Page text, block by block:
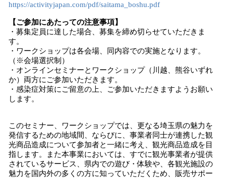
https://activityjapan.com/pdf/saitama_boshu.pdf
【ご参加にあたっての注意事項】
・募集定員に達した場合、募集を締め切らせていただきま
す。
・ワークショップは各会場、同内容での実施となります。
（※会場選択制）
・オンラインセミナーとワークショップ（川越、熊谷いずれ
か）両方にご参加いただきます。
・感染症対策にご留意の上、ご参加いただきますようお願い
します。
このセミナー、ワークショップでは、更なる埼玉県の魅力を
発信するための地域間、ならびに、事業者同士が連携した観
光商品造成について参加者と一緒に考え、観光商品造成を目
指します。また本事業においては、すでに観光事業者が提供
されているサービス、県内での遊び・体験や、各観光施設の
魅力を国内外の多くの方に知っていただくため、販売サポー